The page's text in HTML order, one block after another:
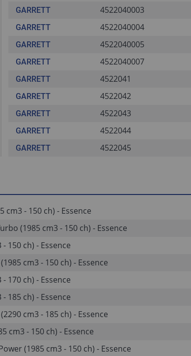
GARRETT 4522040003
GARRETT 4522040004
GARRETT 4522040005
GARRETT 4522040007
GARRETT 4522041
GARRETT 4522042
GARRETT 4522043
GARRETT 4522044
GARRETT 4522045
cm3 - 150 ch) - Essence
(1985 cm3 - 150 ch) - Essence
- 150 ch) - Essence
cm3 - 150 ch) - Essence
- 170 ch) - Essence
- 185 ch) - Essence
cm3 - 185 ch) - Essence
cm3 - 150 ch) - Essence
(1985 cm3 - 150 ch) - Essence